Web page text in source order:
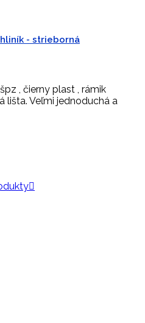
- strieborná
, čierny plast , rámik
lišta. Veľmi jednoduchá a
